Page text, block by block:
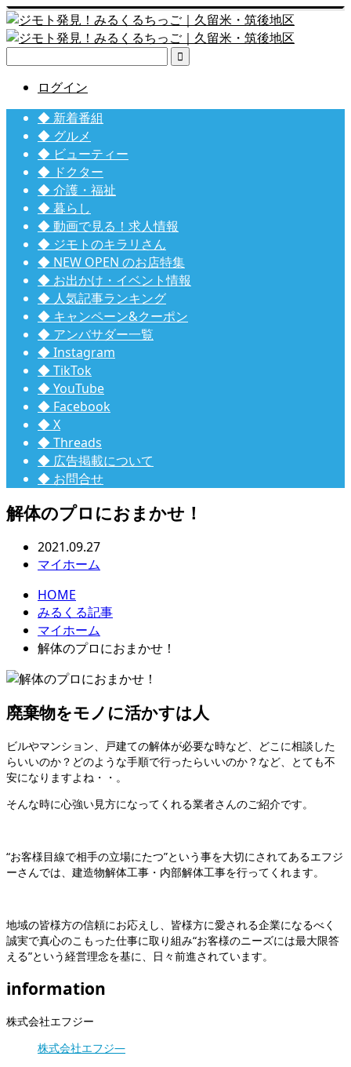

ログイン
◆ 新着番組
◆ グルメ
◆ ビューティー
◆ ドクター
◆ 介護・福祉
◆ 暮らし
◆ 動画で見る！求人情報
◆ ジモトのキラリさん
◆ NEW OPEN のお店特集
◆ お出かけ・イベント情報
◆ 人気記事ランキング
◆ キャンペーン&クーポン
◆ アンバサダー一覧
◆ Instagram
◆ TikTok
◆ YouTube
◆ Facebook
◆ X
◆ Threads
◆ 広告掲載について
◆ お問合せ
解体のプロにおまかせ！
2021.09.27
マイホーム
HOME
みるくる記事
マイホーム
解体のプロにおまかせ！
廃棄物をモノに活かすは人
ビルやマンション、戸建ての解体が必要な時など、どこに相談した
らいいのか？どのような手順で行ったらいいのか？など、とても不
安になりますよね・・。
そんな時に心強い見方になってくれる業者さんのご紹介です。
“お客様目線で相手の立場にたつ”という事を大切にされてあるエフジ
ーさんでは、建造物解体工事・内部解体工事を行ってくれます。
地域の皆様方の信頼にお応えし、皆様方に愛される企業になるべく
誠実で真心のこもった仕事に取り組み“お客様のニーズには最大限答
える”という経営理念を基に、日々前進されています。
information
株式会社エフジー
株式会社エフジ―